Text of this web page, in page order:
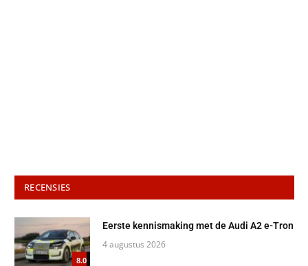
RECENSIES
8.0
Eerste kennismaking met de Audi A2 e-Tron
4 augustus 2026